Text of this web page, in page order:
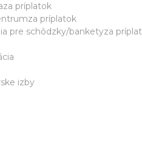
príplatok
príplatok
pre schôdzky/banketyza
izby